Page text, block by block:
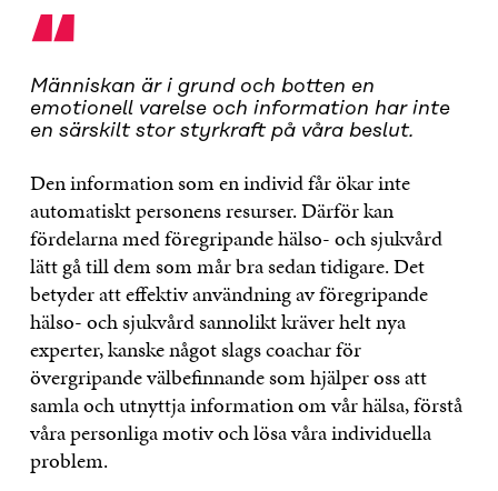
“
Människan är i grund och botten en
emotionell varelse och information har inte
en särskilt stor styrkraft på våra beslut.
Den information som en individ får ökar inte
automatiskt personens resurser. Därför kan
fördelarna med föregripande hälso- och sjukvård
lätt gå till dem som mår bra sedan tidigare. Det
betyder att effektiv användning av föregripande
hälso- och sjukvård sannolikt kräver helt nya
experter, kanske något slags coachar för
övergripande välbefinnande som hjälper oss att
samla och utnyttja information om vår hälsa, förstå
våra personliga motiv och lösa våra individuella
problem.